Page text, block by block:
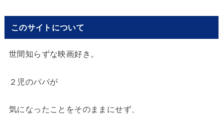
このサイトについて
世間知らずな映画好き。
２児のパパが
気になったことをそのままにせず、